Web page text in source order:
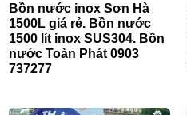
Bồn nước inox Sơn Hà
1500L giá rẻ. Bồn nước
1500 lít inox SUS304. Bồn
nước Toàn Phát 0903
737277